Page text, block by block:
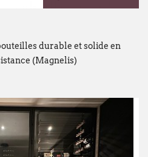
durable et solide en
(Magnelis)